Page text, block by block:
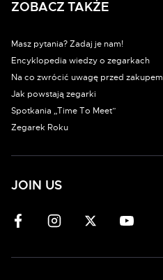
ZOBACZ TAKŻE
Masz pytania? Zadaj je nam!
Encyklopedia wiedzy o zegarkach
Na co zwrócić uwagę przed zakupem
Jak powstają zegarki
Spotkania „Time To Meet”
Zegarek Roku
JOIN US